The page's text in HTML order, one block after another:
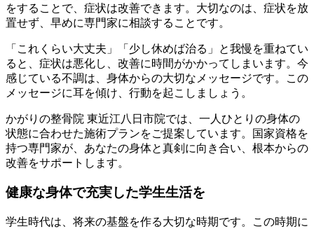
をすることで、症状は改善できます。大切なのは、症状を放
置せず、早めに専門家に相談することです。
「これくらい大丈夫」「少し休めば治る」と我慢を重ねてい
ると、症状は悪化し、改善に時間がかかってしまいます。今
感じている不調は、身体からの大切なメッセージです。この
メッセージに耳を傾け、行動を起こしましょう。
かがりの整骨院 東近江八日市院では、一人ひとりの身体の
状態に合わせた施術プランをご提案しています。国家資格を
持つ専門家が、あなたの身体と真剣に向き合い、根本からの
改善をサポートします。
健康な身体で充実した学生生活を
学生時代は、将来の基盤を作る大切な時期です。この時期に